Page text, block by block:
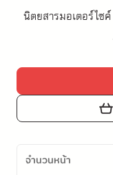
นิตยสารมอเตอร์ไซ
จำนวนหน้า